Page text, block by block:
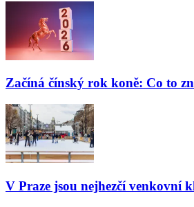
Začíná čínský rok koně: Co to
V Praze jsou nejhezčí venkovní